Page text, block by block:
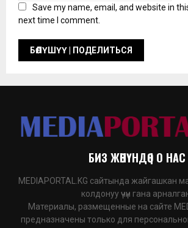
Save my name, email, and website in
next time I comment.
БИЗ ЖӨНҮНДӨ | О НАС
MEDIAPORTAL.KG сайтында жайгашкан
колдонуу үчүн гана
Материалы, размещенные на сайте
предназначены только для